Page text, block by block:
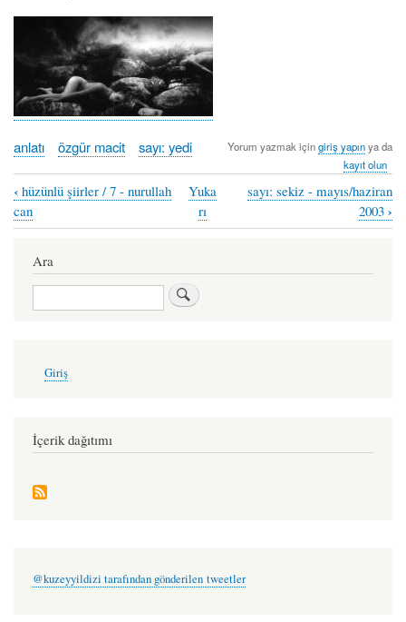
anlatı özgür macit sayı: yedi Yorum yazmak içingiriş yapınya da
kayıt olun
Book
traversal
links
for
kuzey
özgür
‹ hüzünlü şiirler / 7 - nurullah
can
Yuka
rı
sayı: sekiz - mayıs/haziran
2003 ›
Ara
Ara
account
Giriş
İçerik dağıtımı
@kuzeyyildizi tarafından gönderilen tweetler